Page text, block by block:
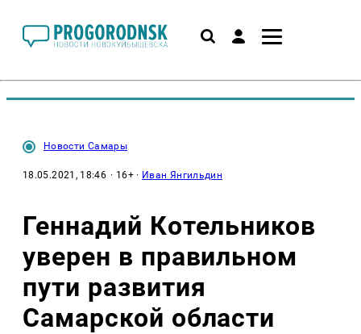
Новости Самары
18.05.2021, 18:46 · 16+ · Иван Янгильдин
Геннадий Котельников
уверен в правильном
пути развития
Самарской области